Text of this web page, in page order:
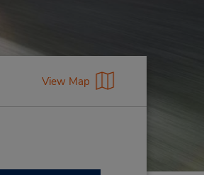
View Map